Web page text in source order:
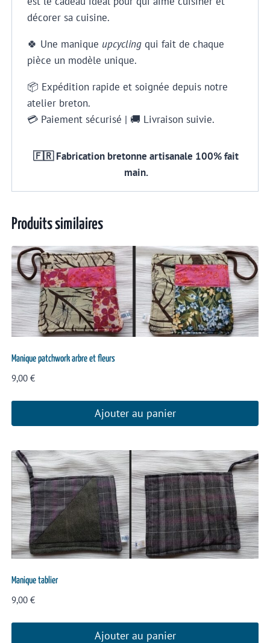
décorer sa cuisine.
🍀 Une manique upcyclingqui fait de chaque
pièce un modèle unique.
📦 Expédition rapide et soignée depuis notre
atelier breton.
💳 Paiement sécurisé | 🚚 Livraison suivie.
🇫🇷 Fabrication bretonne artisanale 100% fait
main.
Produits similaires
Manique patchwork arbre et fleurs
9,00€
Ajouter au panier
Manique tablier
9,00€
Ajouter au panier